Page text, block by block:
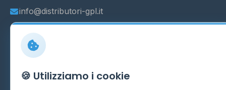
info@distributori-gpl.it
Carpi P.IVA 03859300364
🍪 Utilizziamo i cookie